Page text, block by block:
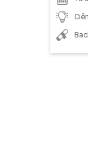
FISICA